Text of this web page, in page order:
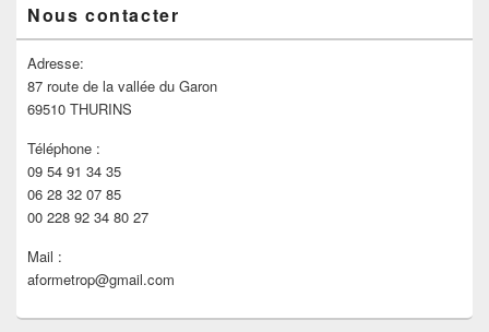
principale
de
widget
pour
barre
Nous contacter
Adresse:
87 route de la vallée du Garon
69510 THURINS
Téléphone :
09 54 91 34 35
06 28 32 07 85
00 228 92 34 80 27
Mail :
aformetrop@gmail.com